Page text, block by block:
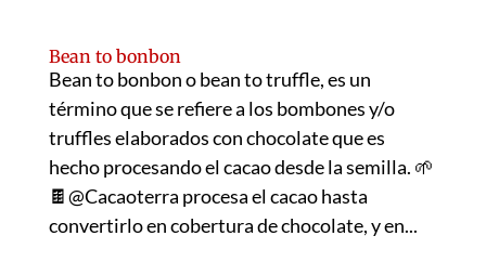
Bean to bonbon
Bean to bonbon o bean to truffle, es un
término que se refiere a los bombones y/o
truffles elaborados con chocolate que es
hecho procesando el cacao desde la semilla. 🌱
🍫@Cacaoterra procesa el cacao hasta
convertirlo en cobertura de chocolate, y en...